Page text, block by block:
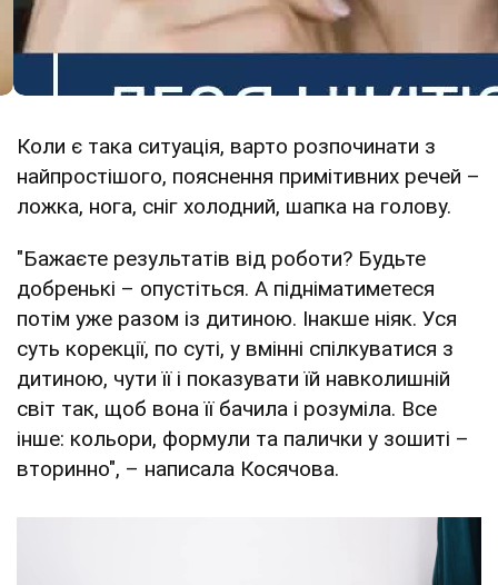
Коли є така ситуація, варто розпочинати з
найпростішого, пояснення примітивних речей –
ложка, нога, сніг холодний, шапка на голову.
"Бажаєте результатів від роботи? Будьте
добренькі – опустіться. А підніматиметеся
потім уже разом із дитиною. Інакше ніяк. Уся
суть корекції, по суті, у вмінні спілкуватися з
дитиною, чути її і показувати їй навколишній
світ так, щоб вона її бачила і розуміла. Все
інше: кольори, формули та палички у зошиті –
вторинно", – написала Косячова.